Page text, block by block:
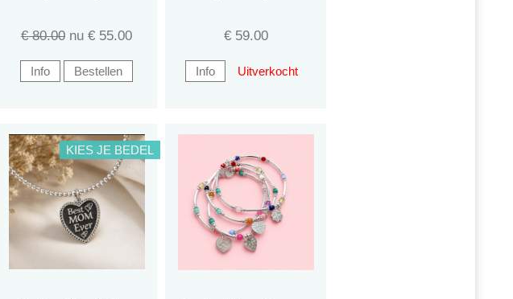
€ 80.00 nu € 55.00 € 59.00
KIES JE BEDEL